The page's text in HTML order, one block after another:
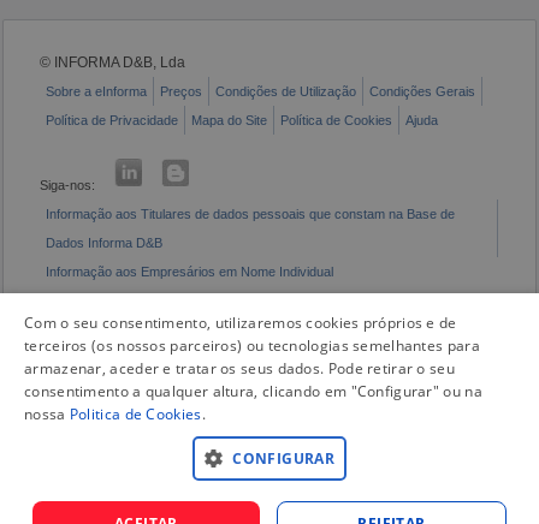
© INFORMA D&B, Lda
Sobre a eInforma Preços Condições de Utilização
Condições Gerais
Política de Privacidade
Mapa do Site Política de Cookies Ajuda
Siga-nos:
Informação aos Titulares de dados pessoais que constam na Base de
Dados Informa D&B
Informação aos Empresários em Nome Individual
Com o seu consentimento, utilizaremos cookies próprios e de
terceiros (os nossos parceiros) ou tecnologias semelhantes para
armazenar, aceder e tratar os seus dados. Pode retirar o seu
consentimento a qualquer altura, clicando em "Configurar" ou na
nossa Politica de Cookies.
CONFIGURAR